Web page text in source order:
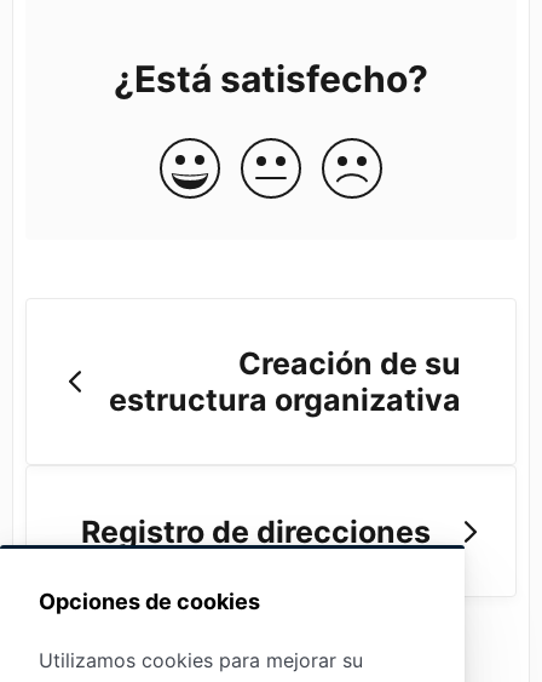
Opciones de cookies
Utilizamos cookies para mejorar su
¿Está satisfecho?
Creación de su
estructura organizativa
Registro de direcciones